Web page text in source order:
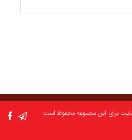
برای این مجموعه محفوظ است.